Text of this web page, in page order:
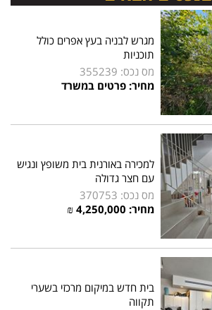
מגרש לבניה בעץ אפרים כולל
תוכניות
מס נכס: 355239
מחיר: פרטים במשרד
למכירה באורנית בית משופץ ונגיש
עם חצר גדולה
מס נכס: 370753
מחיר: 4,250,000 ₪
בית חדש במיקום מרכזי בשערי
תקווה